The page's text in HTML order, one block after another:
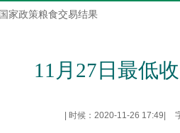
国家政策粮食交易结果
11月27日最低
时候：2020-11-26 17:49